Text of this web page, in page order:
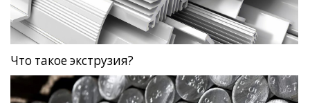
Что такое экструзия?